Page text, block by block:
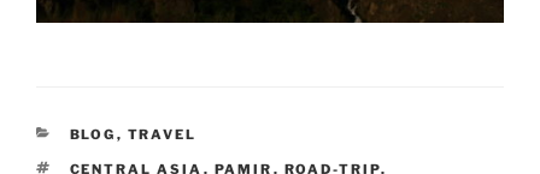
CATEGORIES
BLOG , TRAVEL
TAGS
CENTRAL ASIA , PAMIR , ROAD-TRIP,